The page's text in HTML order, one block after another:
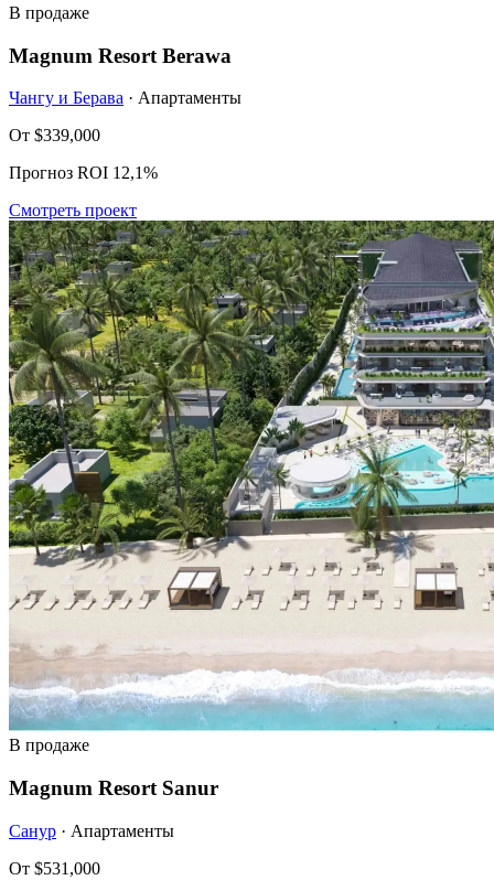
В продаже
Magnum Resort Berawa
Чангу и Берава · Апартаменты
От $339,000
Прогноз ROI 12,1%
Смотреть проект
В продаже
Magnum Resort Sanur
Санур · Апартаменты
От $531,000